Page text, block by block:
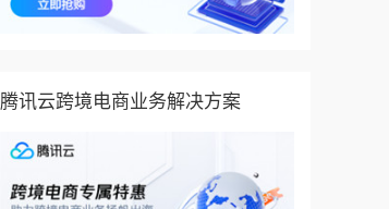
腾讯云跨境电商业务解决方案